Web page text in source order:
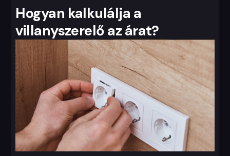
Hogyan kalkulálja a
villanyszerelő az árat?